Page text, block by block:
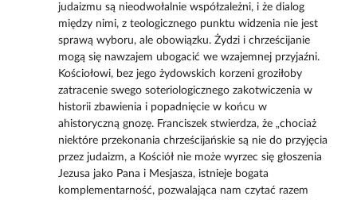
judaizmu są nieodwołalnie współzależni, i że dialog
między nimi, z teologicznego punktu widzenia nie jest
sprawą wyboru, ale obowiązku. Żydzi i chrześcijanie
mogą się nawzajem ubogacić we wzajemnej przyjaźni.
Kościołowi, bez jego żydowskich korzeni groziłoby
zatracenie swego soteriologicznego zakotwiczenia w
historii zbawienia i popadnięcie w końcu w
ahistoryczną gnozę. Franciszek stwierdza, że „chociaż
niektóre przekonania chrześcijańskie są nie do przyjęcia
przez judaizm, a Kościół nie może wyrzec się głoszenia
Jezusa jako Pana i Mesjasza, istnieje bogata
komplementarność, pozwalająca nam czytać razem